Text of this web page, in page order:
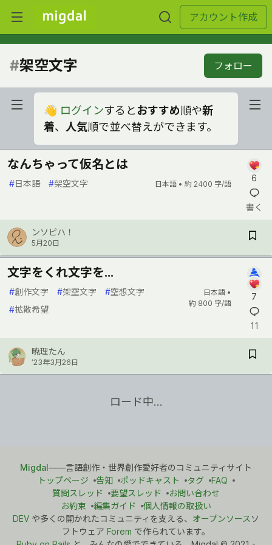
アカウント作成
#架空文字 フォロー
👋 ログインするとおすすめ順や新
着、 人気順で並べ替えができます。
なんちゃって仮名とは
#日本語 #架空文字 日本語 • 約 2400 字/語
6
書く
ンソピハ！
5月20日
文字をくれ文字を...
#創作文字 #架空文字 #空想文字
#拡散希望
日本語 •
約 800 字/語
7
11
暁理たん
’23年3月26日
ロード中…
Migdal――言語創作・世界創作愛好者のコミュニティサイト
トップページ
告知 ポッドキャスト タグ
FAQ
質問スレッド
要望スレッド
お問い合わせ
お約束
編集ガイド
個人情報の取扱い
DEV や多くの開かれたコミュニティを支える、 オープンソースソ
フトウェア Forem で作られています。